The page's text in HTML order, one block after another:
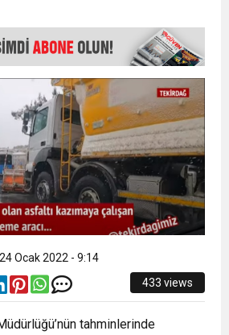
PARTİSİ’NDE İKİ İLÇEYE İKİ
ATANDI
KEŞKEK ŞENLİĞİNDE
24 Ocak 2022 - 9:14
433 views
tahminlerinde